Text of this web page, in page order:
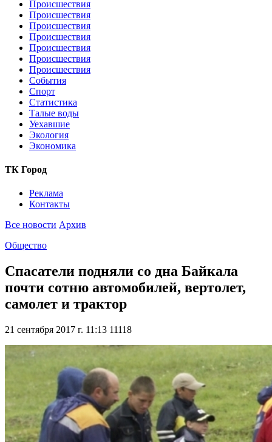
Происшествия
Происшествия
Происшествия
Происшествия
Происшествия
Происшествия
Происшествия
События
Спорт
Статистика
Талые воды
Уехавшие
Экология
Экономика
ТК Город
Реклама
Контакты
Все новости Архив
Общество
Спасатели подняли со дна Байкала
почти сотню автомобилей, вертолет,
самолет и трактор
21 сентября 2017 г. 11:13 11118